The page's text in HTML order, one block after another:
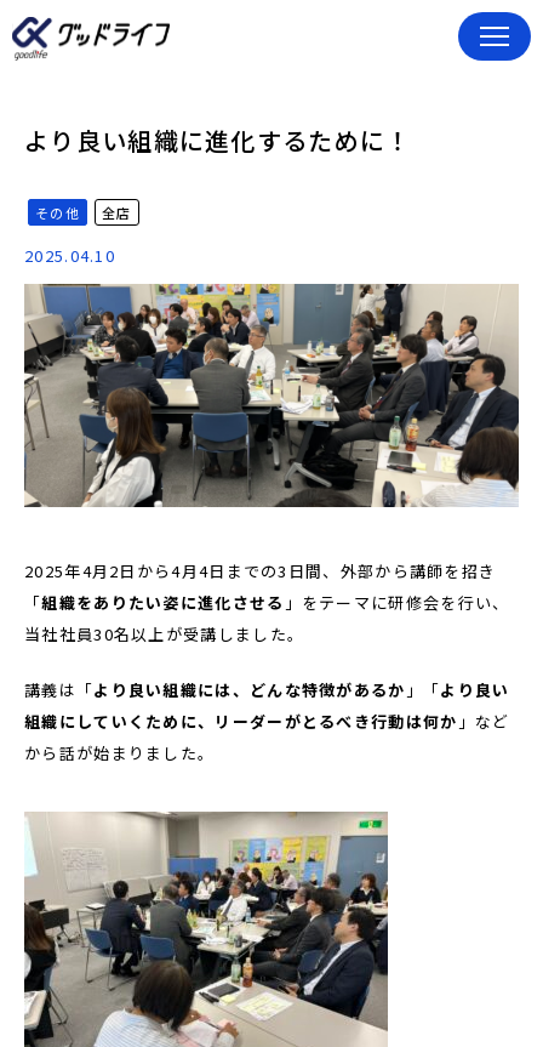
より良い組織に進化するために！
その他 全店
2025.04.10
2025年4月2日から4月4日までの3日間、外部から講師を招き
「組織をありたい姿に進化させる 」をテーマに研修会を行い、
当社社員30名以上が受講しました。
講義は「より良い組織には、どんな特徴があるか 」「より良い
組織にしていくために、リーダーがとるべき行動は何か 」など
から話が始まりました。